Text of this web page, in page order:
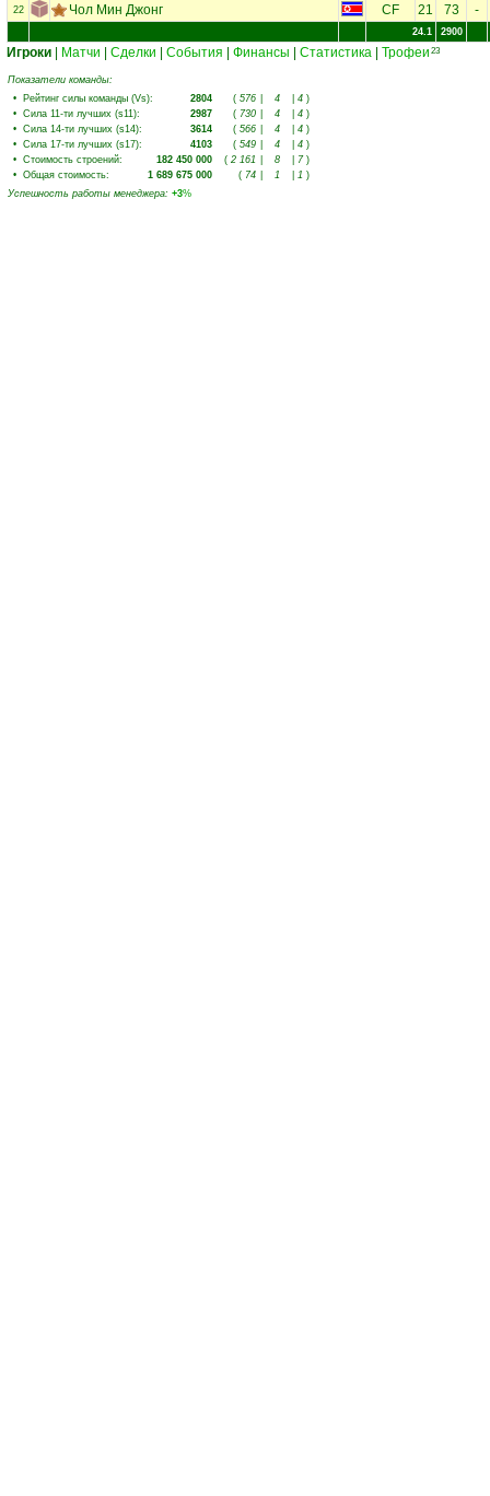
22 Чол Мин Джонг CF 21 73 -
24.1 2900
Игроки Матчи Сделки События Финансы Статистика Трофеи 23
Показатели команды:
• Рейтинг силы команды (Vs): 2804 ( 576 4 4 )
• Сила 11-ти лучших (s11): 2987 ( 730 4 4 )
• Сила 14-ти лучших (s14): 3614 ( 566 4 4 )
• Сила 17-ти лучших (s17): 4103 ( 549 4 4 )
• Стоимость строений: 182 450 000 ( 2 161 8 7 )
• Общая стоимость: 1 689 675 000 ( 74 1 1 )
Успешность работы менеджера: +3%